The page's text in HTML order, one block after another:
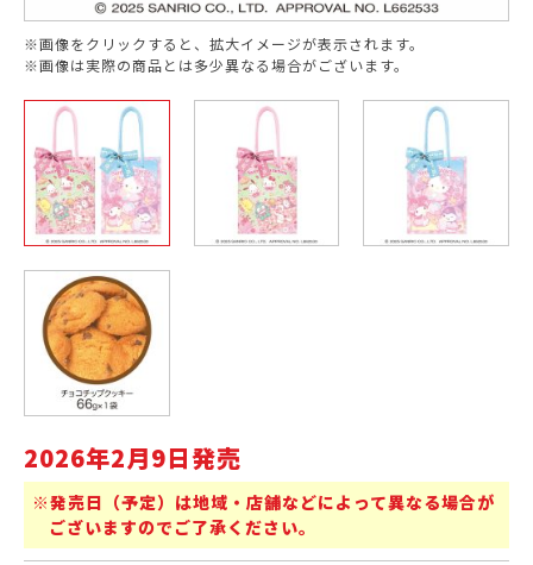
※画像をクリックすると、拡大イメージが表示されます。
※画像は実際の商品とは多少異なる場合がございます。
2026年2月9日発売
※発売日（予定）は地域・店舗などによって異なる場合が
ございますのでご了承ください。